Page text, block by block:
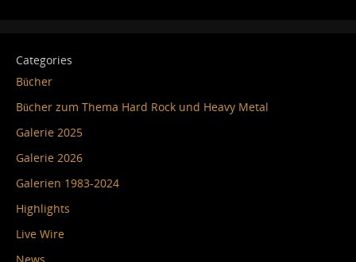
Categories
Bücher
Bücher zum Thema Hard Rock und Heavy Metal
Galerie 2025
Galerie 2026
Galerien 1983-2024
Highlights
Live Wire